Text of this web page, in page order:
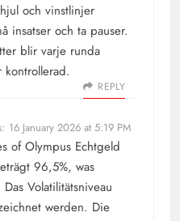
och vinstlinjer
insatser och ta pauser.
blir varje runda
REPLY
16 January 2026 at 5:19 PM
of Olympus Echtgeld
96,5%, was
Volatilitätsniveau
werden. Die